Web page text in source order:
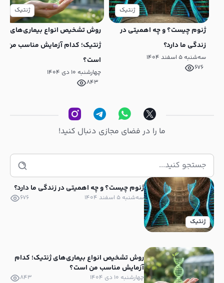
ژنتیک
ژنوم چیست؟ و چه اهمیتی در
زندگی ما دارد؟
سه‌شنبه ۵ اسفند ۱۴۰۴
676
ژنتیک
روش تشخیص انواع بیماری‌های
ژنتیک؛ کدام آزمایش مناسب من
است؟
چهارشنبه ۱۰ دی ۱۴۰۴
843
ما را در فضای مجازی دنبال کنید!
جستجو
برای:
ژنتیک
ژنوم چیست؟ و چه اهمیتی در زندگی ما دارد؟
سه‌شنبه ۵ اسفند ۱۴۰۴ 676
روش تشخیص انواع بیماری‌های ژنتیک؛ کدام
آزمایش مناسب من است؟
چهارشنبه ۱۰ دی ۱۴۰۴ 843